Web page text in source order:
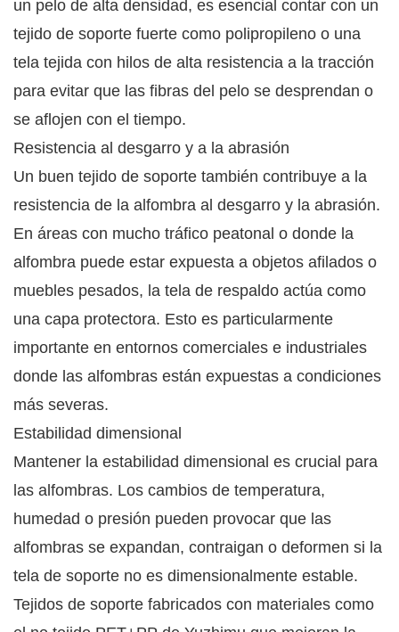
un pelo de alta densidad, es esencial contar con un
tejido de soporte fuerte como polipropileno o una
tela tejida con hilos de alta resistencia a la tracción
para evitar que las fibras del pelo se desprendan o
se aflojen con el tiempo.
Resistencia al desgarro y a la abrasión
Un buen tejido de soporte también contribuye a la
resistencia de la alfombra al desgarro y la abrasión.
En áreas con mucho tráfico peatonal o donde la
alfombra puede estar expuesta a objetos afilados o
muebles pesados, la tela de respaldo actúa como
una capa protectora. Esto es particularmente
importante en entornos comerciales e industriales
donde las alfombras están expuestas a condiciones
más severas.
Estabilidad dimensional
Mantener la estabilidad dimensional es crucial para
las alfombras. Los cambios de temperatura,
humedad o presión pueden provocar que las
alfombras se expandan, contraigan o deformen si la
tela de soporte no es dimensionalmente estable.
Tejidos de soporte fabricados con materiales como